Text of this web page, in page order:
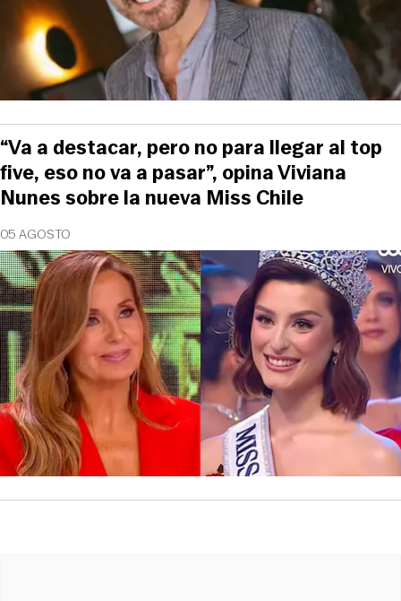
05 AGOSTO
“Va a destacar, pero no para llegar al top
five, eso no va a pasar”, opina Viviana
Nunes sobre la nueva Miss Chile